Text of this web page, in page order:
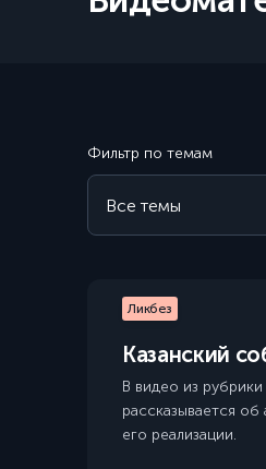
Фильтр по темам
Все темы
Ликбез
Казанский
В видео из рубрики
рассказывается
его реализации.